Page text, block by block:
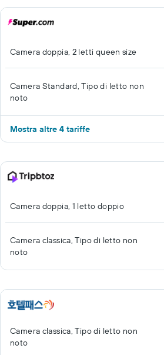
Camera doppia, 2 letti queen size
Camera Standard, Tipo di letto non
noto
Mostra altre 4 tariffe
Camera doppia, 1 letto doppio
Camera classica, Tipo di letto non
noto
Camera classica, Tipo di letto non
noto